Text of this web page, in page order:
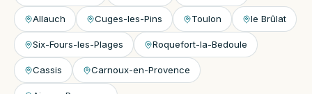
Allauch Cuges-les-Pins Toulon le Brûlat
Six-Fours-les-Plages Roquefort-la-Bedoule
Cassis Carnoux-en-Provence